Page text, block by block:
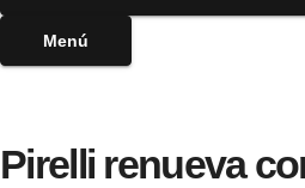
Menú
Pirelli renueva